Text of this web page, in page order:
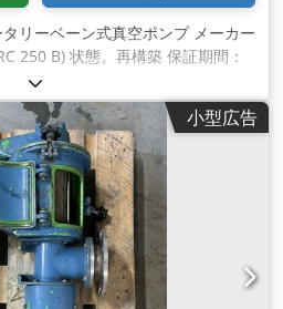
リーベーン式真空ポンプ メーカー
250 B) 状態。再構築 保証期間：
h 放電圧力：約20mbar ベリーブ
付属品: 入口フィルター
扱説明書 納期について在庫あり
能な場合があります
小型広告